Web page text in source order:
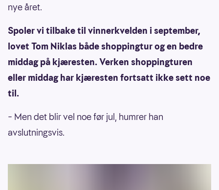
nye året.
Spoler vi tilbake til vinnerkvelden i september,
lovet Tom Niklas både shoppingtur og en bedre
middag på kjæresten. Verken shoppingturen
eller middag har kjæresten fortsatt ikke sett noe
til.
– Men det blir vel noe før jul, humrer han
avslutningsvis.